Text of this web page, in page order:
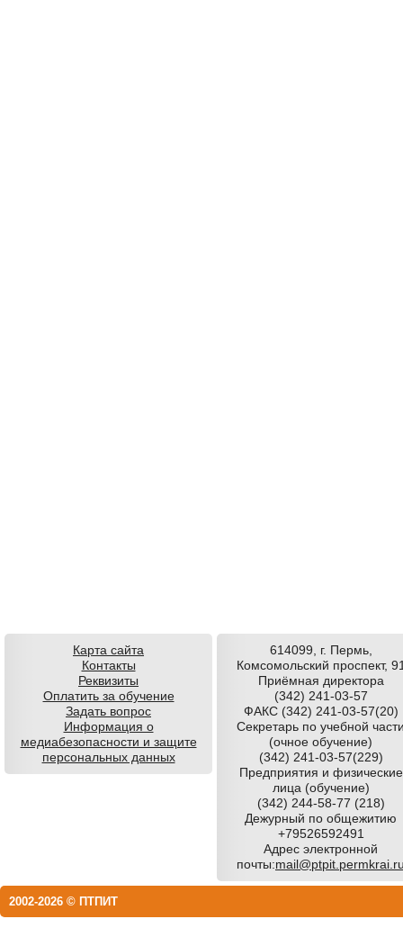
Карта сайта
Контакты
Реквизиты
Оплатить за обучение
Задать вопрос
Информация о
медиабезопасности и защите
персональных данных
614099, г. Пермь,
Комсомольский проспект,
Приёмная директора
(342) 241-03-57
ФАКС (342) 241-03-57(20)
Секретарь по учебной
(очное обучение)
(342) 241-03-57(229)
Предприятия и физические
лица (обучение)
(342) 244-58-77 (218)
Дежурный по общежитию
+79526592491
Адрес электронной
почты:
2002-2026 © ПТПИТ